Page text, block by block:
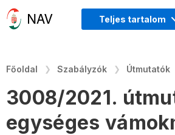
Teljes tartalom
Főoldal Szabályzók Útmutatók
3008/2021.
egységes